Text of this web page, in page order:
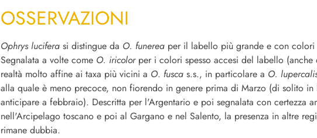
OSSERVAZIONI
Ophrys lucifera si distingue da O. funerea per il labello più grande e con
Segnalata a volte come O. iricolorper i colori spesso accesi del labello (anche
realtà molto affine ai taxa più vicini a O. fusca s.s., in particolare a O.
alla quale è meno precoce, non fiorendo in genere prima di Marzo (di solito in
anticipare a febbraio). Descritta per l'Argentario e poi segnalata con certezza
nell'Arcipelago toscano e poi al Gargano e nel Salento, la presenza in altre
rimane dubbia.